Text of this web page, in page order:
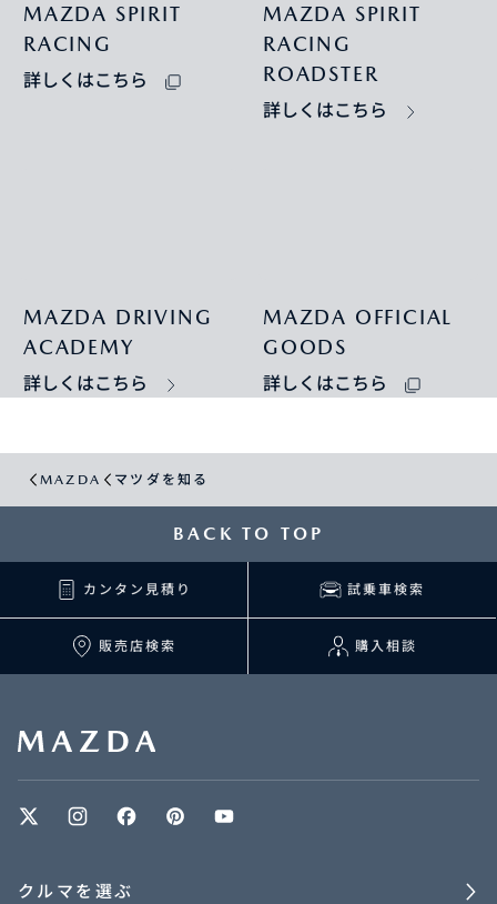
MAZDA SPIRIT
RACING
詳しくはこちら
MAZDA SPIRIT
RACING
ROADSTER
詳しくはこちら
MAZDA DRIVING
ACADEMY
詳しくはこちら
MAZDA OFFICIAL
GOODS
詳しくはこちら
MAZDA マツダを知る
BACK TO TOP
カンタン見積り 試乗車検索
販売店検索 購入相談
クルマを選ぶ